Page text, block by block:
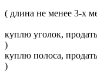
( длина не менее 3-х
куплю уголок,
)
куплю полоса,
)